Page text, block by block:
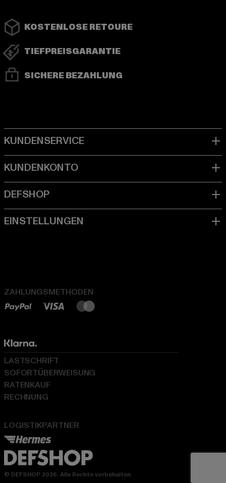
KOSTENLOSE RETOURE
TIEFPREISGARANTIE
SICHERE BEZAHLUNG
ZAHLUNGSMETHODEN
LOGISTIKPARTNER
LASTSCHRIFT
SOFORTÜBERWEISUNG
RATENKAUF
RECHNUNG
© DEFSHOP 2026. Alle Rechte vorbehalten